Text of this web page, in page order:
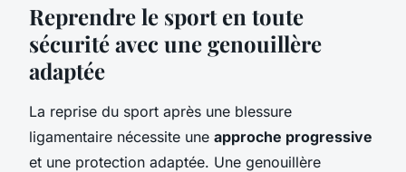
Reprendre le sport en toute
sécurité avec une genouillère
adaptée
La reprise du sport après une blessure
ligamentaire nécessite une approche progressive
et une protection adaptée. Une genouillère